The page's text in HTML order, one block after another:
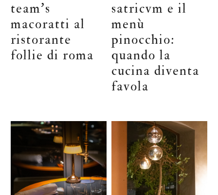
team’s
macoratti al
ristorante
follie di roma
satricvm e il
menù
pinocchio:
quando la
cucina diventa
favola